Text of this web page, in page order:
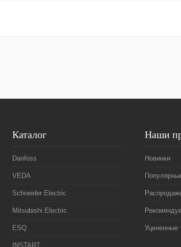
Каталог
Danfoss
VEDA
Schneider Electric
Mitsubishi Electric
ESQ
INSTART
Наши
Новинки
Уцененные